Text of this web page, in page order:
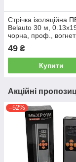
Стрічка ізоляційна
Belauto 30 м,
чорна, проф.,
49 ₴
Купити
Акційні
–52%